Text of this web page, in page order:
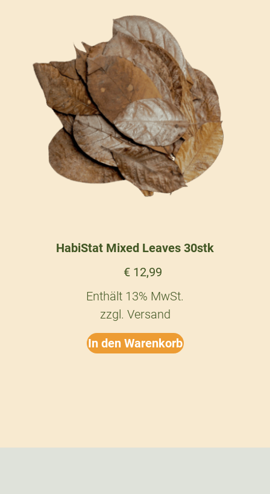
HabiStat Mixed Leaves 30stk
€12,99
Enthält 13% MwSt.
zzgl. Versand
In den Warenkorb